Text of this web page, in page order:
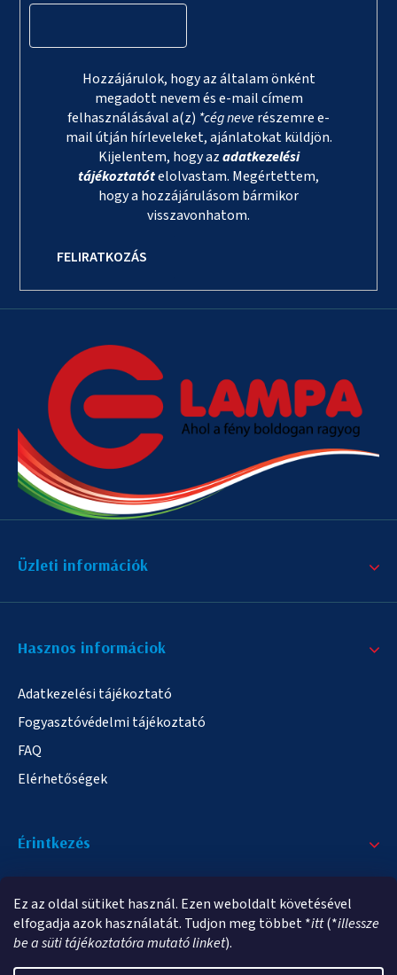
Ez az oldal sütiket használ. Ezen weboldalt követésével
elfogadja azok használatát. Tudjon meg többet *itt(*illessze
be a süti tájékoztatóra mutató linket).
Hozzájárulok, hogy az általam önként
megadott nevem és e-mail címem
felhasználásával a(z) *cég neverészemre e-
mail útján hírleveleket, ajánlatokat küldjön.
Kijelentem, hogy azadatkezelési
tájékoztatótelolvastam. Megértettem,
hogy a hozzájárulásom bármikor
visszavonhatom.
FELIRATKOZÁS
Üzleti információk
Hasznos informáciok
Adatkezelési tájékoztató
Fogyasztóvédelmi tájékoztató
FAQ
Elérhetőségek
Érintkezés
info@elampa.hu